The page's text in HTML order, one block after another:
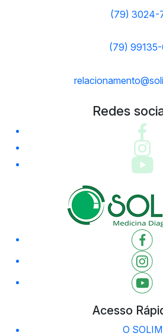
(79) 3024-
(79) 99135-
Redes
Acesso
O SOLIM